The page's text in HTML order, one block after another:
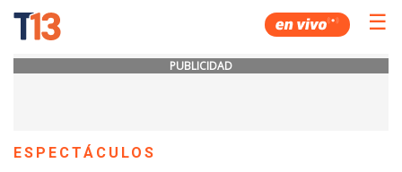
☰
PUBLICIDAD
ESPECTÁCULOS